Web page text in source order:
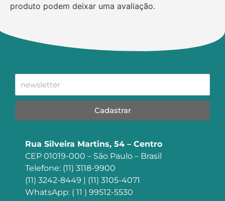
produto podem deixar uma avaliação.
Cadastrar
Rua Silveira Martins, 54 – Centro
CEP 01019-000 – São Paulo – Brasil
Telefone: (11) 3118-9900
(11) 3242-8449 | (11) 3105-4071
WhatsApp: ( 11 ) 99512-5530